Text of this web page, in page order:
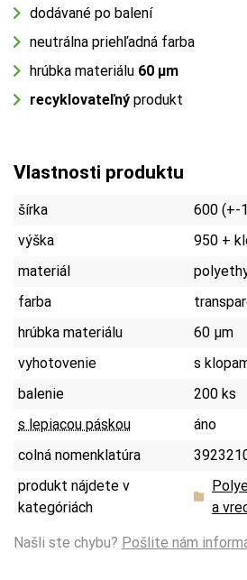
dodávané po balení
neutrálna priehľadná farba
hrúbka materiálu 60 µm
recyklovateľný produkt
Vlastnosti produktu
šírka
600 (+-
výška
950 +
materiál
farba
hrúbka materiálu
60 µm
vyhotovenie
s
balenie
200 ks
s lepiacou páskou
áno
colná nomenklatúra
produkt nájdete v
kategóriách
a
Našli ste chybu? Pošlite nám